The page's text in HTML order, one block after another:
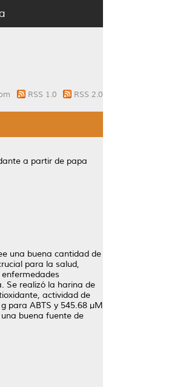
RSS 1.0 RSS 2.0
a partir de papa
una buena cantidad de
para la salud,
Se realizó la harina de
actividad de
para ABTS y 545.68 μM
buena fuente de